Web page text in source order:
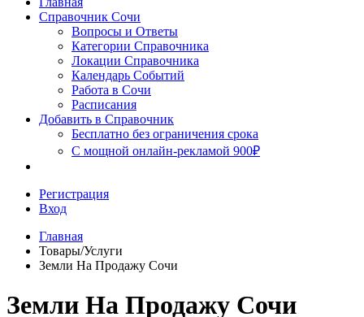
Сочи
Справочник Сочи
Вопросы и Ответы
Категории Справочника
Локации Справочника
Календарь Событий
Работа в Сочи
Расписания
Добавить в Справочник
Бесплатно без ограничения срока
С мощной онлайн-рекламой 900₽
Регистрация
Вход
Главная
Товары/Услуги
Земли На Продажу Сочи
Земли На Продажу Сочи